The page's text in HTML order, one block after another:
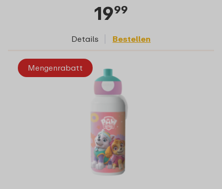
1999
Details Bestellen
Mengenrabatt